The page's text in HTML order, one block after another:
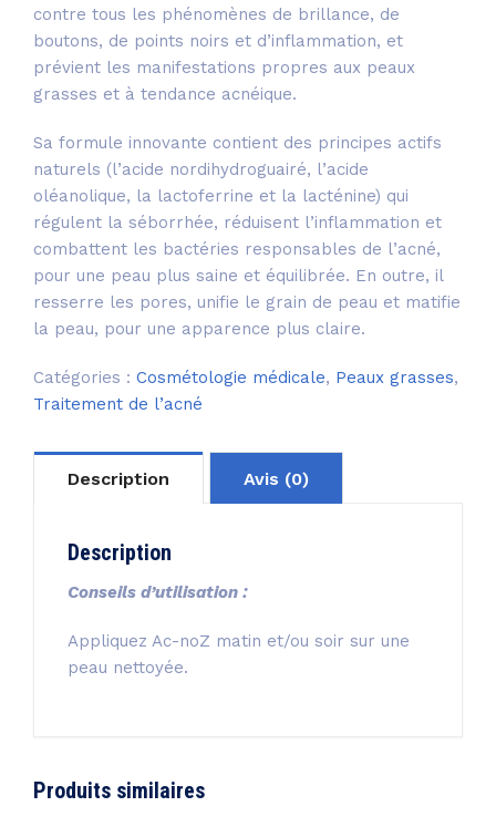
contre tous les phénomènes de brillance, de
boutons, de points noirs et d’inflammation, et
prévient les manifestations propres aux peaux
grasses et à tendance acnéique.
Sa formule innovante contient des principes actifs
naturels (l’acide nordihydroguairé, l’acide
oléanolique, la lactoferrine et la lacténine) qui
régulent la séborrhée, réduisent l’inflammation et
combattent les bactéries responsables de l’acné,
pour une peau plus saine et équilibrée. En outre, il
resserre les pores, unifie le grain de peau et matifie
la peau, pour une apparence plus claire.
Catégories : Cosmétologie médicale, Peaux grasses,
Traitement de l’acné
Description Avis (0)
Description
Conseils d’utilisation :
Appliquez Ac-noZ matin et/ou soir sur une
peau nettoyée.
Produits similaires